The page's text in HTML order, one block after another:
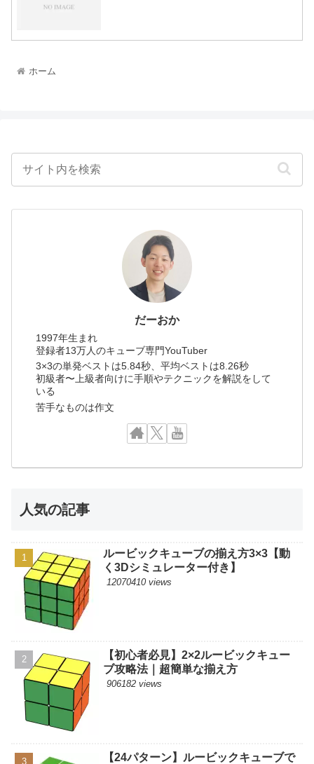
ホーム
だーおか
1997年生まれ
登録者13万人のキューブ専門YouTuber
3×3の単発ベストは5.84秒、平均ベストは8.26秒
初級者〜上級者向けに手順やテクニックを解説をして
いる
苦手なものは作文
人気の記事
ルービックキューブの揃え方3×3【動
く3Dシミュレーター付き】
12070410 views
【初心者必見】2×2ルービックキュー
ブ攻略法｜超簡単な揃え方
906182 views
【24パターン】ルービックキューブで